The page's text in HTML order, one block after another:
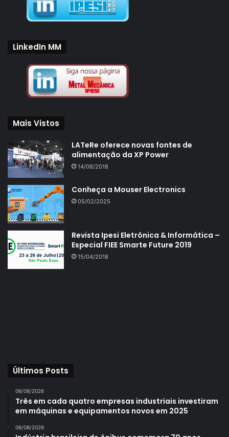
LinkedIn MM
Mais Vistos
LATeRe oferece novas fontes de
alimentação da XP Power
14/08/2018
Conheça a Mouser Electronics
05/02/2025
Revista Ipesi Eletrônica & Informática –
Especial FIEE Smarte Future 2019
15/04/2018
Últimos Posts
06/08/2026
Três em cada quatro empresas industriais investiram
em máquinas e equipamentos novos em 2025
06/08/2026